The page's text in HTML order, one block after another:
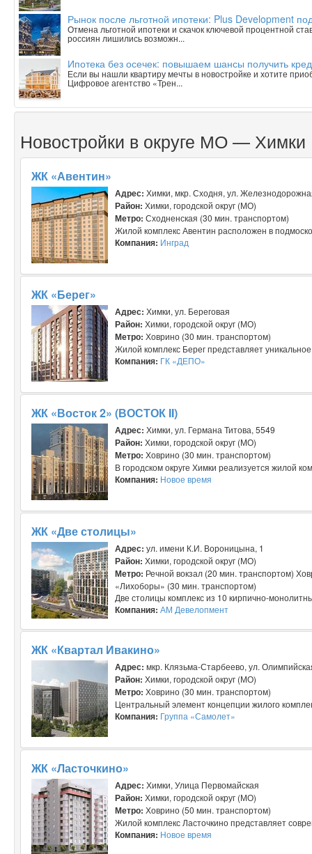
Рынок после льготной ипотеки: Plus Development
Отмена льготной ипотеки и скачок ключевой процентной
россиян лишились возможн...
Ипотека без осечек: повышаем шансы получить
Если вы нашли квартиру мечты в новостройке и хотите
Цифровое агентство «Трен...
Новостройки в округе МО — Химки
ЖК «Авентин»
Адрес: Химки, мкр. Сходня, ул.
Район: Химки, городской округ (МО)
Метро: Сходненская (30 мин. транспортом)
Жилой комплекс Авентин расположен в
Компания: Инград
ЖК «Берег»
Адрес: Химки, ул. Береговая
Район: Химки, городской округ (МО)
Метро: Ховрино (30 мин. транспортом)
Жилой комплекс Берег представляет
Компания: ГК «ДЕПО»
ЖК «Восток 2» (ВОСТОК II)
Адрес: Химки, ул. Германа Титова, 5549
Район: Химки, городской округ (МО)
Метро: Ховрино (30 мин. транспортом)
В городском округе Химки реализуется жилой
Компания: Новое время
ЖК «Две столицы»
Адрес: ул. имени К.И. Вороницына, 1
Район: Химки, городской округ (МО)
Метро: Речной вокзал (20 мин. транспортом)
«Лихоборы» (30 мин. транспортом)
Две столицы комплекс из 10 кирпично-
Компания: АМ Девелопмент
ЖК «Квартал Ивакино»
Адрес: мкр. Клязьма-Старбеево, ул.
Район: Химки, городской округ (МО)
Метро: Ховрино (30 мин. транспортом)
Центральный элемент концепции жилого
Компания: Группа «Самолет»
ЖК «Ласточкино»
Адрес: Химки, Улица Первомайская
Район: Химки, городской округ (МО)
Метро: Ховрино (50 мин. транспортом)
Жилой комплекс Ласточкино представляет
Компания: Новое время